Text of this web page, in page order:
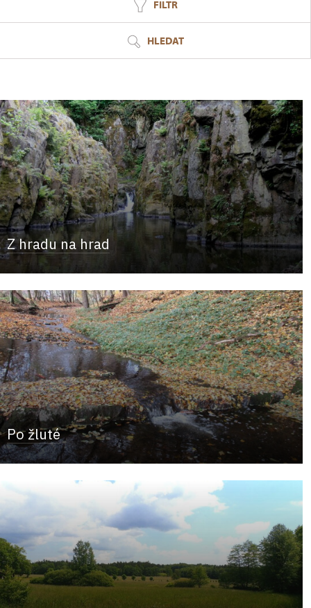
FILTR
HLEDAT
Z hradu na hrad
Po žluté